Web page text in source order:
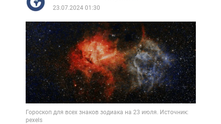
Жизнь
Лайфхаки
23.07.2024 01:30
Гороскоп для всех знаков зодиака на 23 июля. Источник:
pexels